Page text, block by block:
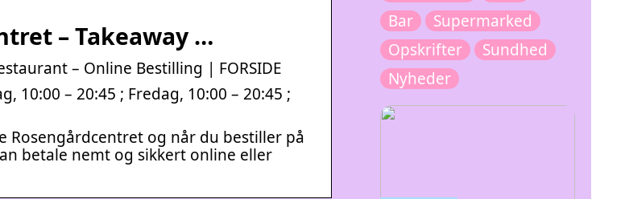
– Takeaway …
– Online Bestilling | FORSIDE
10:00 – 20:45 ; Fredag, 10:00 – 20:45 ;
Rosengårdcentret og når du bestiller på
betale nemt og sikkert online eller
Bar
Supermarked
Opskrifter
Sundhed
Nyheder